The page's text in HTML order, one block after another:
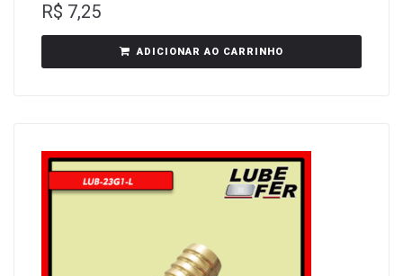
R$ 7,25
ADICIONAR AO CARRINHO